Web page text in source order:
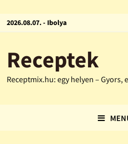
2026.08.07. - Ibolya
Receptek
Receptmix.hu: egy helyen – Gyors,